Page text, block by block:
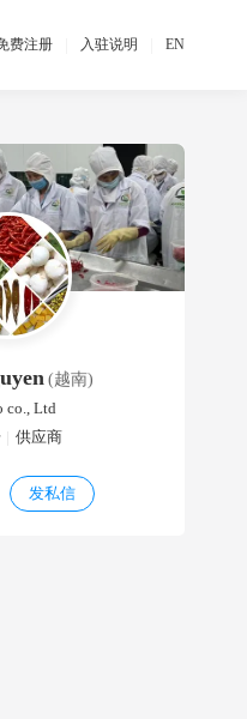
费注册 入驻说明 EN
(越南)
co., Ltd
供应商
发私信